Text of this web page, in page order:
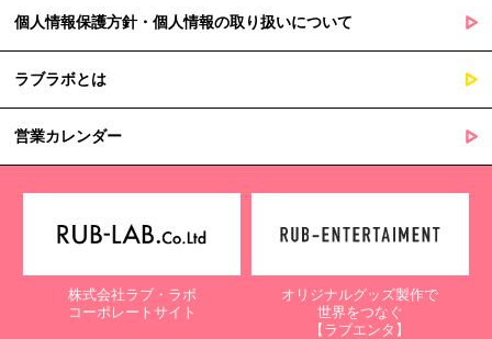
個人情報保護方針・個人情報の取り扱いについて
ラブラボとは
営業カレンダー
株式会社ラブ・ラボ
コーポレートサイト
オリジナルグッズ製作で
世界をつなぐ
【ラブエンタ】